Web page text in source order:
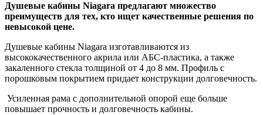
Душевые кабины Niagara предлагают множество
преимуществ для тех, кто ищет качественные решения по
невысокой цене.
Душевые кабины Niagara изготавливаются из
высококачественного акрила или АБС-пластика, а также
закаленного стекла толщиной от 4 до 8 мм. Профиль с
порошковым покрытием придает конструкции долговечность.
Усиленная рама с дополнительной опорой еще больше
повышает прочность и долговечность кабины.